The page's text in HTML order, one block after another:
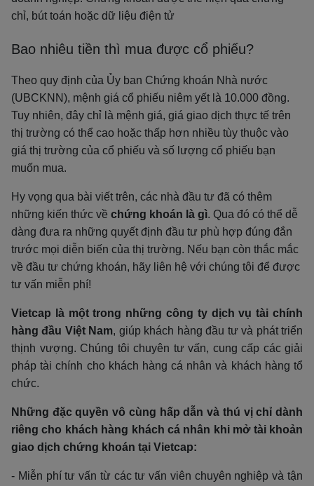
chỉ, bút toán hoặc dữ liệu điện tử
Bao nhiêu tiền thì mua được cổ phiếu?
Theo quy định của Ủy ban Chứng khoán Nhà nước
(UBCKNN), mệnh giá cổ phiếu niêm yết là 10.000 đồng.
Tuy nhiên, đây chỉ là mệnh giá, giá giao dịch thực tế trên
thị trường có thể cao hoặc thấp hơn nhiều tùy thuộc vào
giá thị trường của cổ phiếu và số lượng cổ phiếu bạn
muốn mua.
Hy vọng qua bài viết trên, các nhà đầu tư đã có thêm
những kiến thức về chứng khoán là gì. Qua đó có thể dễ
dàng đưa ra những quyết định đầu tư phù hợp đúng đắn
trước mọi diễn biến của thị trường. Nếu bạn còn thắc mắc
về đầu tư chứng khoán, hãy liên hệ với chúng tôi để được
tư vấn miễn phí!
Vietcap là một trong những công ty dịch vụ tài chính
hàng đầu Việt Nam, giúp khách hàng đầu tư và phát triển
thịnh vượng. Chúng tôi chuyên tư vấn, cung cấp các giải
pháp tài chính cho khách hàng cá nhân và khách hàng tổ
chức.
Những đặc quyền vô cùng hấp dẫn và thú vị chỉ dành
riêng cho khách hàng khách cá nhân khi mở tài khoản
giao dịch chứng khoán tại Vietcap:
- Miễn phí tư vấn từ các tư vấn viên chuyên nghiệp và tận